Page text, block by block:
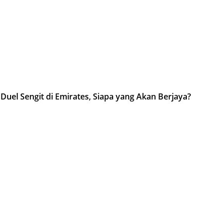
Sengit di Emirates, Siapa yang Akan Berjaya?